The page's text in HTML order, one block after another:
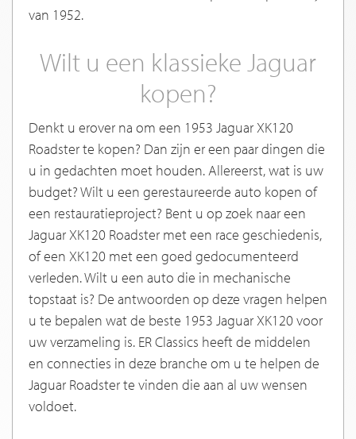
van 1952.
Wilt u een klassieke Jaguar
kopen?
Denkt u erover na om een 1953 Jaguar XK120
Roadster te kopen? Dan zijn er een paar dingen die
u in gedachten moet houden. Allereerst, wat is uw
budget? Wilt u een gerestaureerde auto kopen of
een restauratieproject? Bent u op zoek naar een
Jaguar XK120 Roadster met een race geschiedenis,
of een XK120 met een goed gedocumenteerd
verleden. Wilt u een auto die in mechanische
topstaat is? De antwoorden op deze vragen helpen
u te bepalen wat de beste 1953 Jaguar XK120 voor
uw verzameling is. ER Classics heeft de middelen
en connecties in deze branche om u te helpen de
Jaguar Roadster te vinden die aan al uw wensen
voldoet.